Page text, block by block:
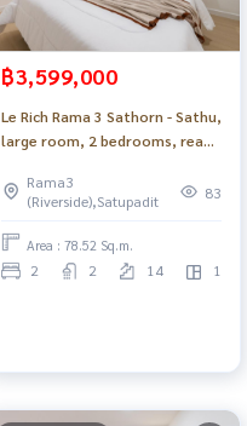
฿3,599,000
Le Rich Rama 3 Sathorn - Sathu,
large room, 2 bedrooms, ready
Rama3
(Riverside),Satupadit
83
Area : 78.52 Sq.m.
2 2 14 1